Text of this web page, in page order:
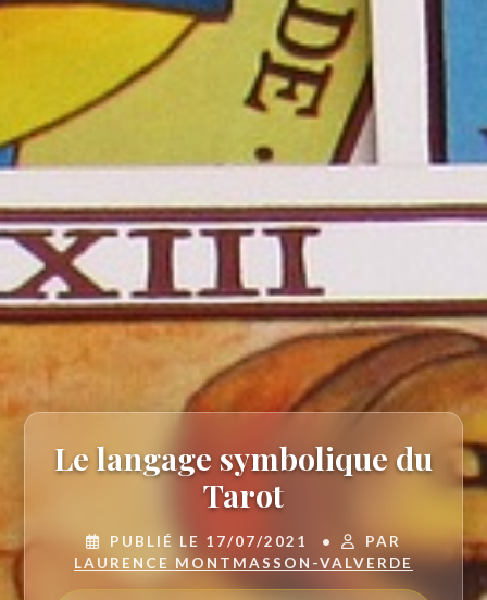
Le langage symbolique du
Tarot
PUBLIÉ LE 17/07/2021 •
PAR
LAURENCE MONTMASSON-VALVERDE